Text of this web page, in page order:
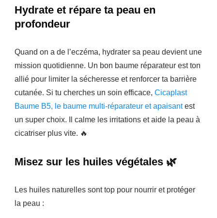
Hydrate et répare ta peau en
profondeur
Quand on a de l’eczéma, hydrater sa peau devient une
mission quotidienne. Un bon baume réparateur est ton
allié pour limiter la sécheresse et renforcer ta barrière
cutanée. Si tu cherches un soin efficace, Cicaplast
Baume B5, le baume multi-réparateur et apaisantest
un super choix. Il calme les irritations et aide la peau à
cicatriser plus vite. 🔥
Misez sur les huiles végétales 🌿
Les huiles naturelles sont top pour nourrir et protéger
la peau :